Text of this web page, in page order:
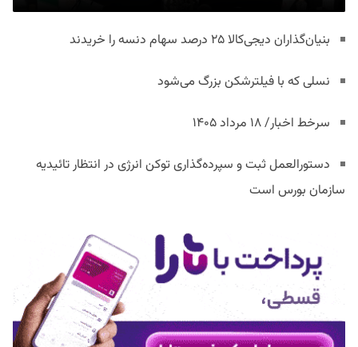
بنیان‌گذاران دیجی‌کالا ۲۵ درصد سهام دنسه را خریدند
نسلی که با فیلترشکن بزرگ می‌شود
سرخط اخبار/ ۱۸ مرداد ۱۴۰۵
دستورالعمل ثبت و سپرده‌گذاری توکن انرژی در انتظار تائیدیه
سازمان بورس است